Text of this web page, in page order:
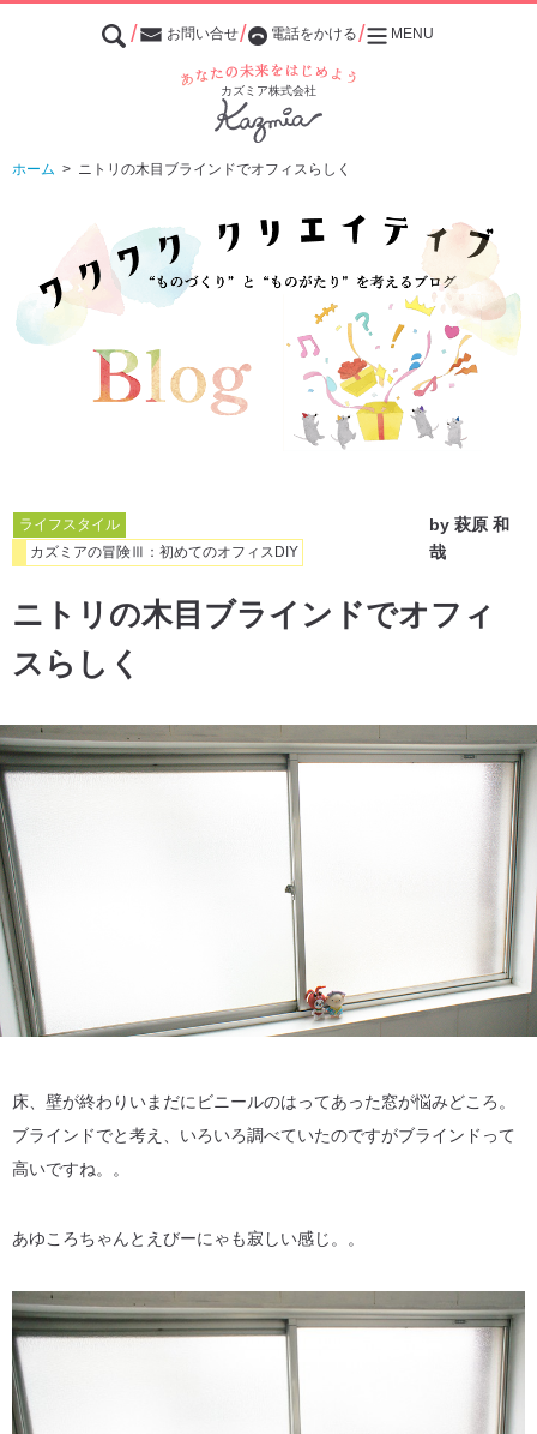
お問い合せ 電話をかける MENU
カズミア株式会社
ホーム > ニトリの木目ブラインドでオフィスらしく
ライフスタイル
カズミアの冒険Ⅲ：初めてのオフィスDIY
by 萩原 和
哉
ニトリの木目ブラインドでオフィ
スらしく
床、壁が終わりいまだにビニールのはってあった窓が悩みどころ。
ブラインドでと考え、いろいろ調べていたのですがブラインドって
高いですね。。
あゆころちゃんとえびーにゃも寂しい感じ。。